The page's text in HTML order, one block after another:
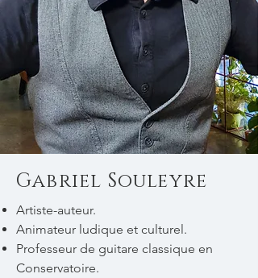
Gabriel Souleyre
Artiste-auteur.
Animateur ludique et culturel.
Professeur de guitare classique en
Conservatoire.